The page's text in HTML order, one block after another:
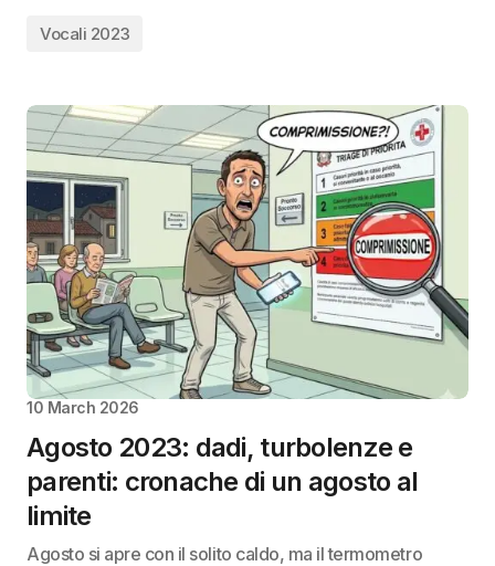
Vocali 2023
10 March 2026
Agosto 2023: dadi, turbolenze e
parenti: cronache di un agosto al
limite
Agosto si apre con il solito caldo, ma il termometro